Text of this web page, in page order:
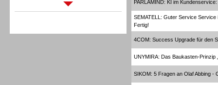
Sprachdialogsysteme u. Ki/
PARLAMIND: KI im
SEMATELL: Guter Service
Fertig!
4COM: Success Upgrade für den
UNYMIRA: Das Baukasten-Prinzip
SIKOM: 5 Fragen an Olaf Abbing -